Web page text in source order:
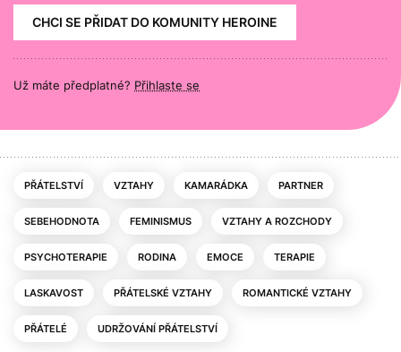
CHCI SE PŘIDAT DO KOMUNITY HEROINE
Už máte předplatné? Přihlaste se
PŘÁTELSTVÍ VZTAHY KAMARÁDKA PARTNER
SEBEHODNOTA FEMINISMUS VZTAHY A ROZCHODY
PSYCHOTERAPIE RODINA EMOCE TERAPIE
LASKAVOST PŘÁTELSKÉ VZTAHY ROMANTICKÉ VZTAHY
PŘÁTELÉ UDRŽOVÁNÍ PŘÁTELSTVÍ